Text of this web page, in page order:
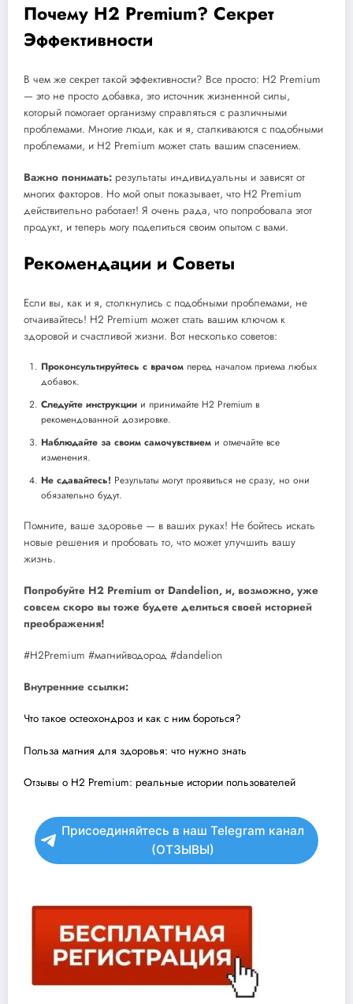
Почему H2 Premium? Секрет
Эффективности
В чем же секрет такой эффективности? Все просто: H2 Premium
— это не просто добавка, это источник жизненной силы,
который помогает организму справляться с различными
проблемами. Многие люди, как и я, сталкиваются с подобными
проблемами, и H2 Premium может стать вашим спасением.
Важно понимать: результаты индивидуальны и зависят от
многих факторов. Но мой опыт показывает, что H2 Premium
действительно работает! Я очень рада, что попробовала этот
продукт, и теперь могу поделиться своим опытом с вами.
Рекомендации и Советы
Если вы, как и я, столкнулись с подобными проблемами, не
отчаивайтесь! H2 Premium может стать вашим ключом к
здоровой и счастливой жизни. Вот несколько советов:
Проконсультируйтесь с врачом перед началом приема любых
добавок.
Следуйте инструкции и принимайте H2 Premium в
рекомендованной дозировке.
Наблюдайте за своим самочувствием и отмечайте все
изменения.
Не сдавайтесь! Результаты могут проявиться не сразу, но они
обязательно будут.
Помните, ваше здоровье — в ваших руках! Не бойтесь искать
новые решения и пробовать то, что может улучшить вашу
жизнь.
Попробуйте H2 Premium от Dandelion, и, возможно, уже
совсем скоро вы тоже будете делиться своей историей
преображения!
#H2Premium #магнийводород #dandelion
Внутренние ссылки:
Что такое остеохондроз и как с ним бороться?
Польза магния для здоровья: что нужно знать
Отзывы о H2 Premium: реальные истории пользователей
Присоединяйтесь в наш Telegram канал
(ОТЗЫВЫ)